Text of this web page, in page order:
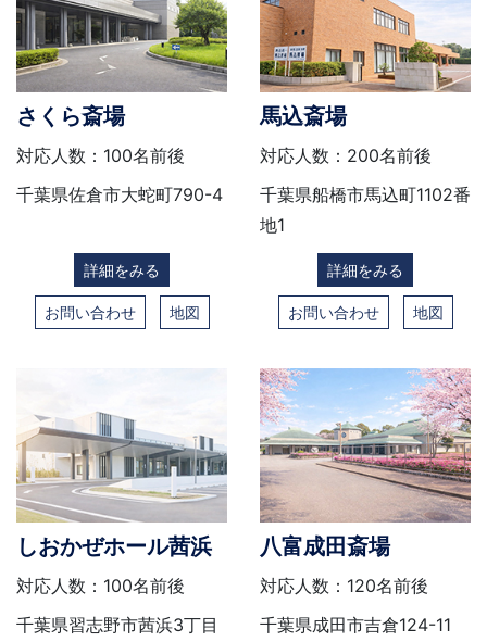
さくら斎場
対応人数：100名前後
千葉県佐倉市大蛇町790-4
詳細をみる
お問い合わせ 地図
馬込斎場
対応人数：200名前後
千葉県船橋市馬込町1102番
地1
詳細をみる
お問い合わせ 地図
しおかぜホール茜浜
対応人数：100名前後
千葉県習志野市茜浜3丁目
八富成田斎場
対応人数：120名前後
千葉県成田市吉倉124-11